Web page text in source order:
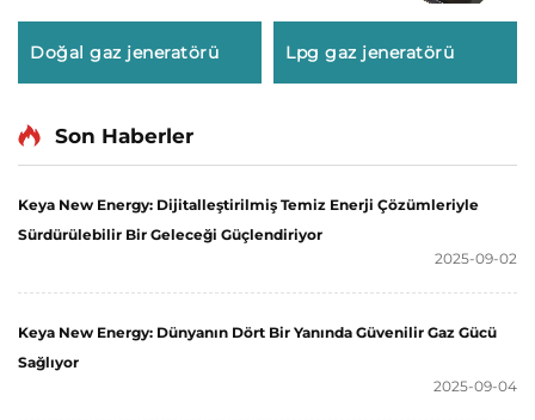
Doğal gaz jeneratörü Lpg gaz jeneratörü
Son Haberler
Keya New Energy: Dijitalleştirilmiş Temiz Enerji Çözümleriyle
Sürdürülebilir Bir Geleceği Güçlendiriyor
2025-09-02
Keya New Energy: Dünyanın Dört Bir Yanında Güvenilir Gaz Gücü
Sağlıyor
2025-09-04